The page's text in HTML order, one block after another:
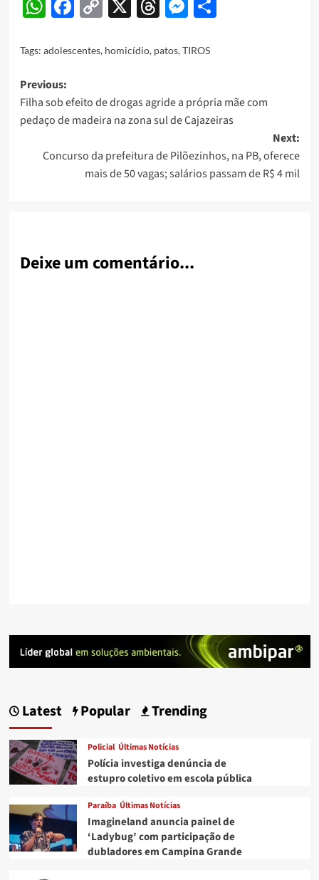
WhatsApp
Facebook
Copy
X ThreadsMessenger
Tags: adolescentes, homicídio, patos,TIROS
Post
navigation
Previous:
Filha sob efeito de drogas agride a própria mãe com
pedaço de madeira na zona sul de Cajazeiras
Next:
Concurso da prefeitura de Pilõezinhos, na PB, oferece
mais de 50 vagas; salários passam de R$ 4 mil
Deixe um comentário...
Latest Popular Trending
Policial Últimas Notícias
Polícia investiga denúncia de
estupro coletivo em escola pública
Paraíba Últimas Notícias
Imagineland anuncia painel de
‘Ladybug’ com participação de
dubladores em Campina Grande